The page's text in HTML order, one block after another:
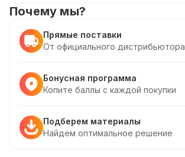
Почему мы?
Прямые поставки
От официального дистрибьютора
Бонусная программа
Копите баллы с каждой покупки
Подберем материалы
Найдем оптимальное решение